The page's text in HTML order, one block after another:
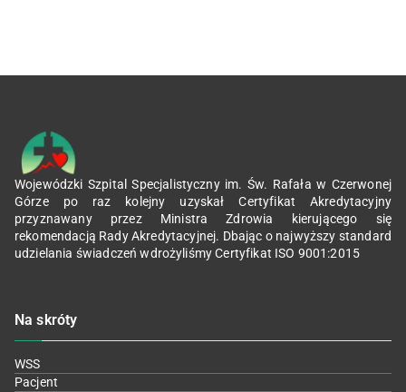
Wojewódzki Szpital Specjalistyczny im. Św. Rafała w Czerwonej
Górze po raz kolejny uzyskał Certyfikat Akredytacyjny
przyznawany przez Ministra Zdrowia kierującego się
rekomendacją Rady Akredytacyjnej. Dbając o najwyższy standard
udzielania świadczeń wdrożyliśmy Certyfikat ISO 9001:2015
Na skróty
WSS
Pacjent